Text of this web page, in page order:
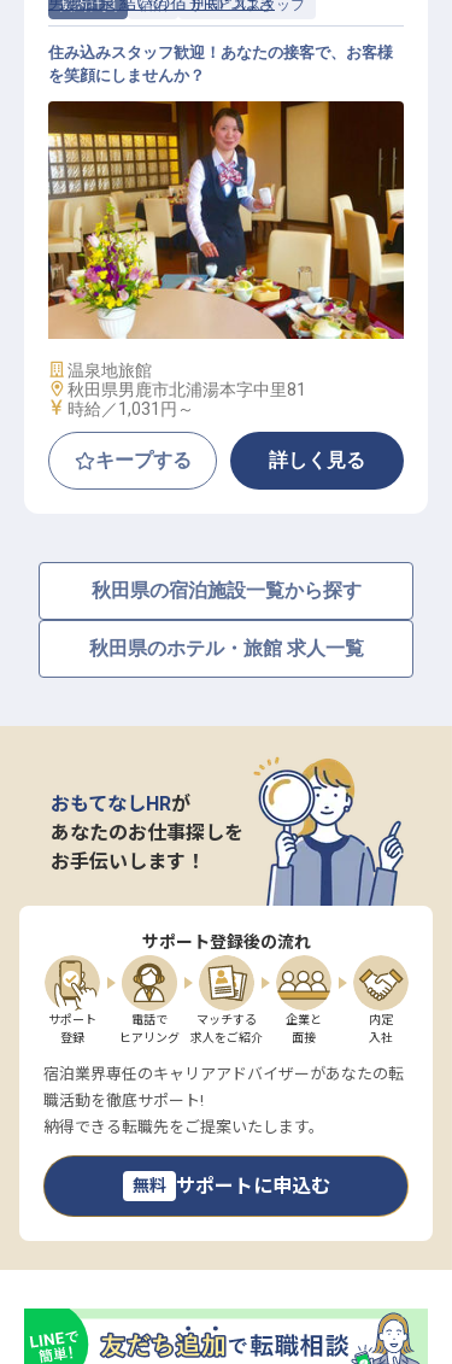
契約社員 宿泊 サービススタッフ
接客スタッフ（冬期休館1～3月／単
身寮あり／正社員登用制度あり）
住み込みスタッフ歓迎！あなたの接客で、お客様
を笑顔にしませんか？
施設業態
温泉地旅館
勤務地
秋田県男鹿市北浦湯本字中里81
給与
時給／1,031円～
キープする 詳しく見る
秋田県の宿泊施設一覧から探す
秋田県のホテル・旅館 求人一覧
おもてなしHRが
あなたのお仕事探しを
お手伝いします！
サポート登録後の流れ
サポート
登録
電話で
ヒアリング
マッチする
求人をご紹介
企業と
面接
内定
入社
宿泊業界専任のキャリアアドバイザーがあなたの転
職活動を徹底サポート!
納得できる転職先をご提案いたします。
無料 サポートに申込む